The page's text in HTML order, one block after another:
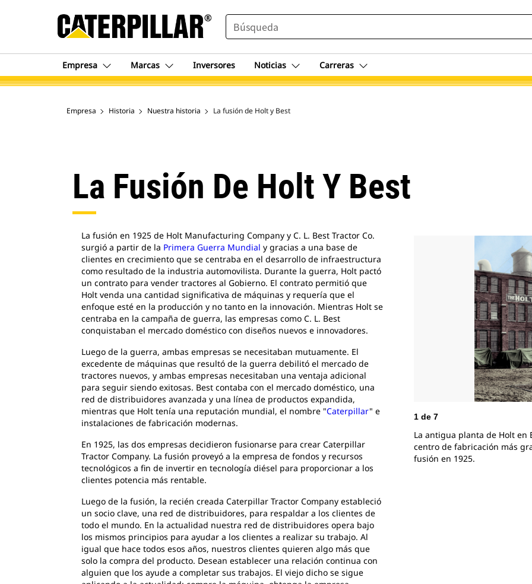
SEARCH
Empresa Marcas Inversores Noticias Carreras
Empresa Historia Nuestra historia La fusión de Holt y Best
La Fusión De Holt Y Best
La fusión en 1925 de Holt Manufacturing Company y C. L. Best Tractor Co.
surgió a partir de la Primera Guerra Mundial y gracias a una base de
clientes en crecimiento que se centraba en el desarrollo de infraestructura
como resultado de la industria automovilista. Durante la guerra, Holt pactó
un contrato para vender tractores al Gobierno. El contrato permitió que
Holt venda una cantidad significativa de máquinas y requería que el
enfoque esté en la producción y no tanto en la innovación. Mientras Holt se
centraba en la campaña de guerra, las empresas como C. L. Best
conquistaban el mercado doméstico con diseños nuevos e innovadores.
Luego de la guerra, ambas empresas se necesitaban mutuamente. El
excedente de máquinas que resultó de la guerra debilitó el mercado de
tractores nuevos, y ambas empresas necesitaban una ventaja adicional
para seguir siendo exitosas. Best contaba con el mercado doméstico, una
red de distribuidores avanzada y una línea de productos expandida,
mientras que Holt tenía una reputación mundial, el nombre "Caterpillar" e
instalaciones de fabricación modernas.
En 1925, las dos empresas decidieron fusionarse para crear Caterpillar
Tractor Company. La fusión proveyó a la empresa de fondos y recursos
tecnológicos a fin de invertir en tecnología diésel para proporcionar a los
clientes potencia más rentable.
Luego de la fusión, la recién creada Caterpillar Tractor Company estableció
un socio clave, una red de distribuidores, para respaldar a los clientes de
todo el mundo. En la actualidad nuestra red de distribuidores opera bajo
los mismos principios para ayudar a los clientes a realizar su trabajo. Al
igual que hace todos esos años, nuestros clientes quieren algo más que
solo la compra del producto. Desean establecer una relación continua con
alguien que los ayude a completar sus trabajos. El viejo dicho se sigue
1 de 7
La antigua planta de Holt en
centro de fabricación más
fusión en 1925.